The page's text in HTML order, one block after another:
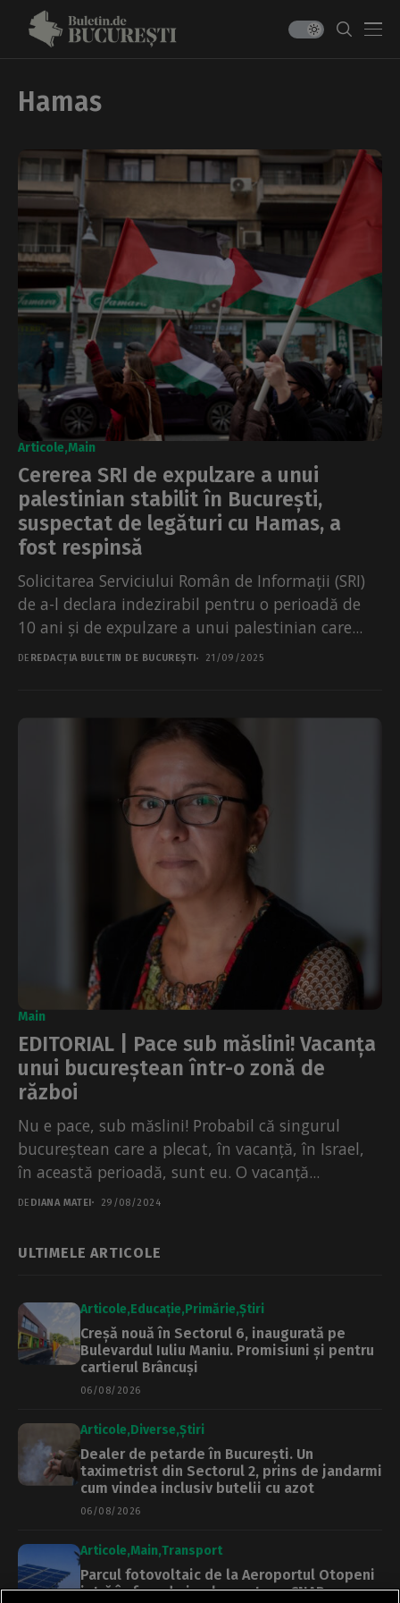
Hamas
Articole Main
Cererea SRI de expulzare a unui
palestinian stabilit în București,
suspectat de legături cu Hamas, a
fost respinsă
Solicitarea Serviciului Român de Informații (SRI)
de a-l declara indezirabil pentru o perioadă de
10 ani și de expulzare a unui palestinian care...
DE REDACȚIA BULETIN DE BUCUREȘTI 21/09/2025
Main
EDITORIAL | Pace sub măslini! Vacanța
unui bucureștean într-o zonă de
război
Nu e pace, sub măslini! Probabil că singurul
bucureștean care a plecat, în vacanță, în Israel,
în această perioadă, sunt eu. O vacanță...
DE DIANA MATEI 29/08/2024
ULTIMELE ARTICOLE
Articole Educație Primărie Știri
Creșă nouă în Sectorul 6, inaugurată pe
Bulevardul Iuliu Maniu. Promisiuni și pentru
cartierul Brâncuși
06/08/2026
Articole Diverse Știri
Dealer de petarde în București. Un
taximetrist din Sectorul 2, prins de jandarmi
cum vindea inclusiv butelii cu azot
06/08/2026
Articole Main Transport
Parcul fotovoltaic de la Aeroportul Otopeni
intră în faza de implementare. CNAB a